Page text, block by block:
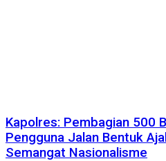
Kapolres: Pembagian 500
Pengguna Jalan Bentuk
Semangat Nasionalisme